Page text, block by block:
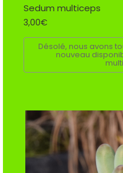
Sedum multiceps
3,00€
Désolé, nous avons
nouveau